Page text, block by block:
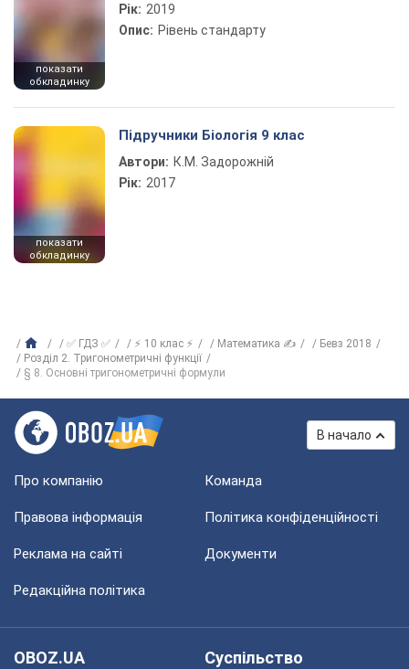
показати
обкладинку
Рік: 2019
Опис: Рівень стандарту
показати
обкладинку
Підручники Біологія 9 клас
Автори: К.М. Задорожній
Рік: 2017
✅ ГДЗ ✅ ⚡ 10 клас ⚡ Математика ✍
Бевз 2018
Розділ 2. Тригонометричні функції
§ 8. Основні тригонометричні формули
В начало
Про компанію Команда
Правова інформація Політика конфіденційності
Реклама на сайті Документи
Редакційна політика
OBOZ.UA
Суспільство